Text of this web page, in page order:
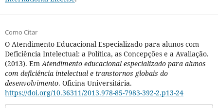
Como Citar
O Atendimento Educacional Especializado para alunos com
Deficiência Intelectual: a Política, as Concepções e a Avaliação.
(2013). Em Atendimento educacional especializado para alunos
com deficiência intelectual e transtornos globais do
desenvolvimento. Oficina Universitária.
https://doi.org/10.36311/2013.978-85-7983-392-2.p13-24